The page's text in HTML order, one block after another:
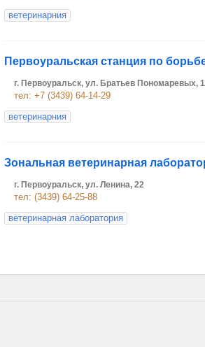
ветеринарния
Первоуральская станция по
г. Первоуральск, ул. Братьев Пономаревых,
тел: +7 (3439) 64-14-29
ветеринарния
Зональная ветеринарная
г. Первоуральск, ул. Ленина, 22
тел: (3439) 64-25-88
ветеринарная лаборатория